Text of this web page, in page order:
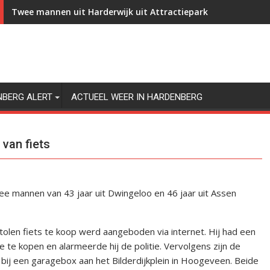
Twee mannen uit Harderwijk uit Attractiepark Slagharen
ALERT ACTUEEL WEER IN HARDENBERG
van fiets
mannen van 43 jaar uit Dwingeloo en 46 jaar uit Assen
fiets te koop werd aangeboden via internet. Hij had een
kopen en alarmeerde hij de politie. Vervolgens zijn de
een garagebox aan het Bilderdijkplein in Hoogeveen. Beide